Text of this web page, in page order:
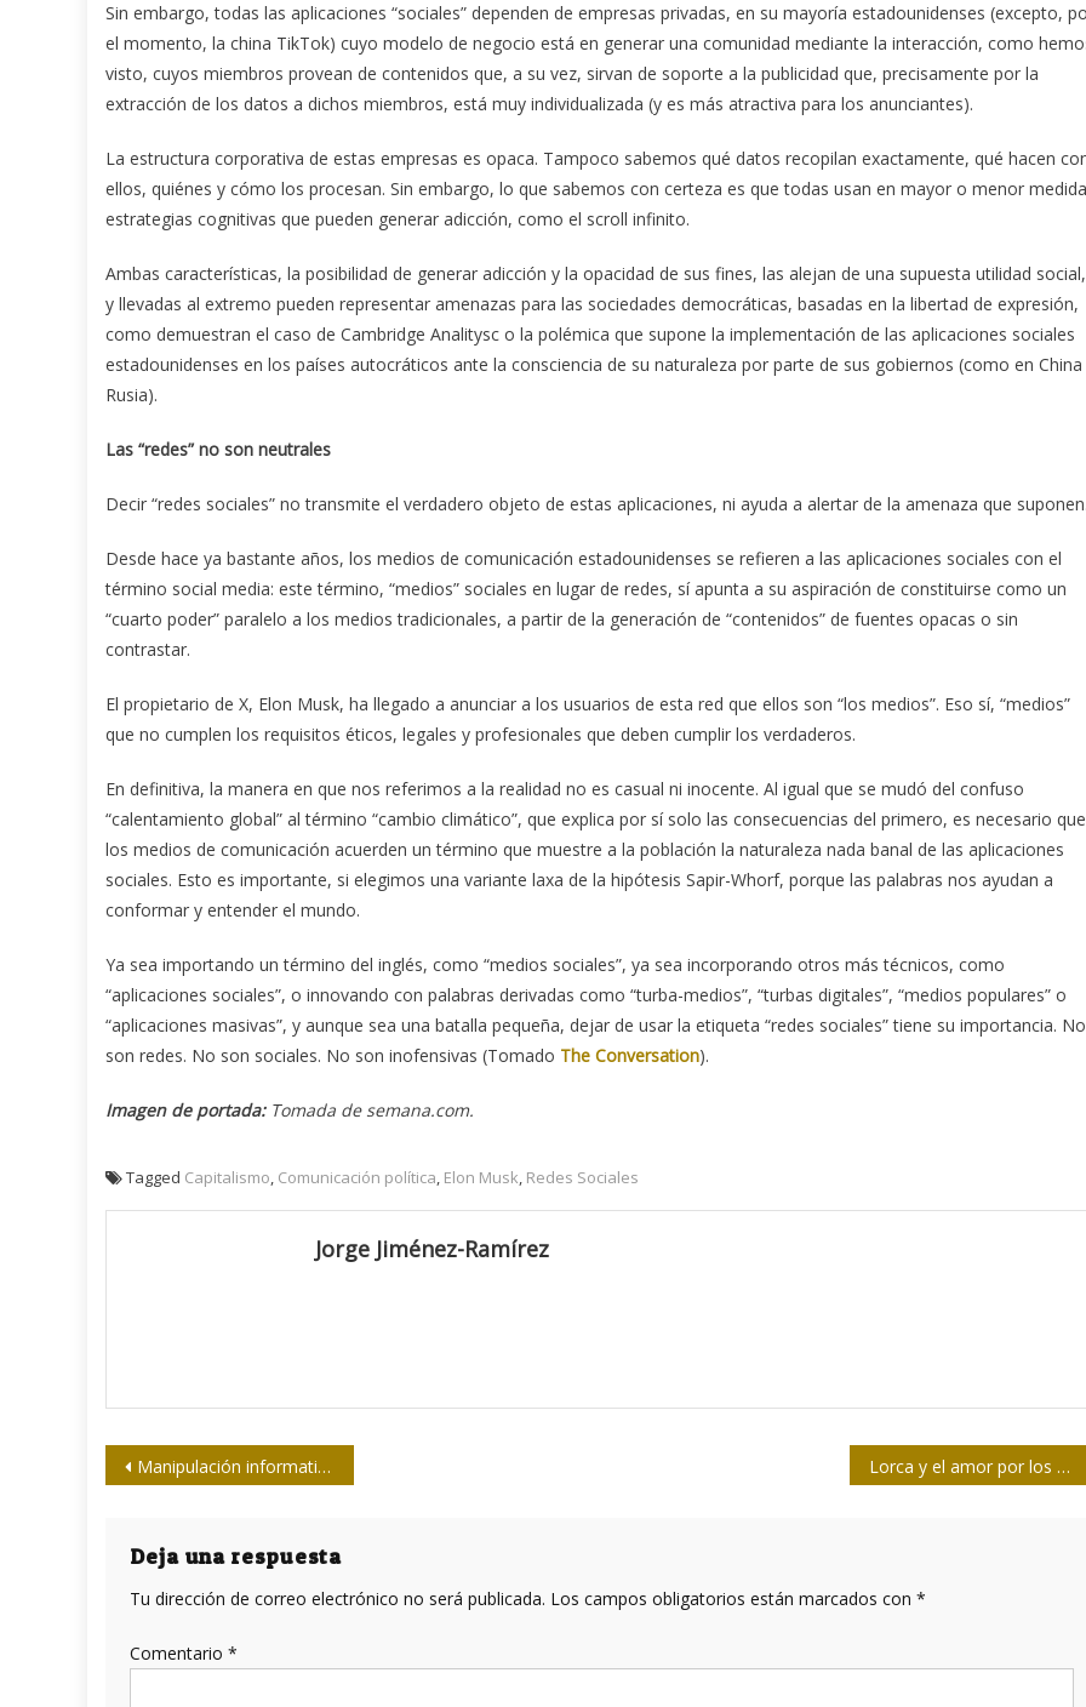
Sin embargo, todas las aplicaciones “sociales” dependen de empresas privadas, en su mayoría estadounidenses (excepto,
el momento, la china TikTok) cuyo modelo de negocio está en generar una comunidad mediante la interacción, como
visto, cuyos miembros provean de contenidos que, a su vez, sirvan de soporte a la publicidad que, precisamente por la
extracción de los datos a dichos miembros, está muy individualizada (y es más atractiva para los anunciantes).
La estructura corporativa de estas empresas es opaca. Tampoco sabemos qué datos recopilan exactamente, qué hacen
ellos, quiénes y cómo los procesan. Sin embargo, lo que sabemos con certeza es que todas usan en mayor o menor medida
estrategias cognitivas que pueden generar adicción, como el scroll infinito.
Ambas características, la posibilidad de generar adicción y la opacidad de sus fines, las alejan de una supuesta utilidad social,
y llevadas al extremo pueden representar amenazas para las sociedades democráticas, basadas en la libertad de expresión,
como demuestran el caso de Cambridge Analitysc o la polémica que supone la implementación de las aplicaciones sociales
estadounidenses en los países autocráticos ante la consciencia de su naturaleza por parte de sus gobiernos (como en
Rusia).
Las “redes” no son neutrales
Decir “redes sociales” no transmite el verdadero objeto de estas aplicaciones, ni ayuda a alertar de la amenaza que
Desde hace ya bastante años, los medios de comunicación estadounidenses se refieren a las aplicaciones sociales con el
término social media: este término, “medios” sociales en lugar de redes, sí apunta a su aspiración de constituirse como un
“cuarto poder” paralelo a los medios tradicionales, a partir de la generación de “contenidos” de fuentes opacas o sin
contrastar.
El propietario de X, Elon Musk, ha llegado a anunciar a los usuarios de esta red que ellos son “los medios”. Eso sí, “medios”
que no cumplen los requisitos éticos, legales y profesionales que deben cumplir los verdaderos.
En definitiva, la manera en que nos referimos a la realidad no es casual ni inocente. Al igual que se mudó del confuso
“calentamiento global” al término “cambio climático”, que explica por sí solo las consecuencias del primero, es necesario que
los medios de comunicación acuerden un término que muestre a la población la naturaleza nada banal de las aplicaciones
sociales. Esto es importante, si elegimos una variante laxa de la hipótesis Sapir-Whorf, porque las palabras nos ayudan a
conformar y entender el mundo.
Ya sea importando un término del inglés, como “medios sociales”, ya sea incorporando otros más técnicos, como
“aplicaciones sociales”, o innovando con palabras derivadas como “turba-medios”, “turbas digitales”, “medios populares” o
“aplicaciones masivas”, y aunque sea una batalla pequeña, dejar de usar la etiqueta “redes sociales” tiene su importancia. No
son redes. No son sociales. No son inofensivas (Tomado The Conversation).
Imagen de portada:Tomada de semana.com.
Tagged Capitalismo, Comunicación política, Elon Musk, Redes Sociales
Jorge Jiménez-Ramírez
Navegación
entradas
Manipulación informativa para ocultar el creciente malestar social por el gasto militar Lorca y el amor por los varones
Deja una respuesta
Tu dirección de correo electrónico no será publicada. Los campos obligatorios están marcados con *
Comentario *